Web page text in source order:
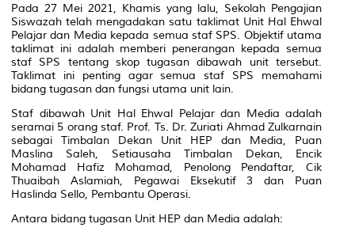
Pada 27 Mei 2021, Khamis yang lalu, Sekolah Pengajian
Siswazah telah mengadakan satu taklimat Unit Hal Ehwal
Pelajar dan Media kepada semua staf SPS. Objektif utama
taklimat ini adalah memberi penerangan kepada semua
staf SPS tentang skop tugasan dibawah unit tersebut.
Taklimat ini penting agar semua staf SPS memahami
bidang tugasan dan fungsi utama unit lain.
Staf dibawah Unit Hal Ehwal Pelajar dan Media adalah
seramai 5 orang staf. Prof. Ts. Dr. Zuriati Ahmad Zulkarnain
sebagai Timbalan Dekan Unit HEP dan Media, Puan
Maslina Saleh, Setiausaha Timbalan Dekan, Encik
Mohamad Hafiz Mohamad, Penolong Pendaftar, Cik
Thuaibah Aslamiah, Pegawai Eksekutif 3 dan Puan
Haslinda Sello, Pembantu Operasi.
Antara bidang tugasan Unit HEP dan Media adalah: